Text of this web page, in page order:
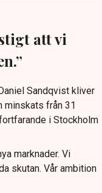
att vi
Sandqvist kliver
minskats från 31
i Stockholm
marknader. Vi
skutan. Vår ambition